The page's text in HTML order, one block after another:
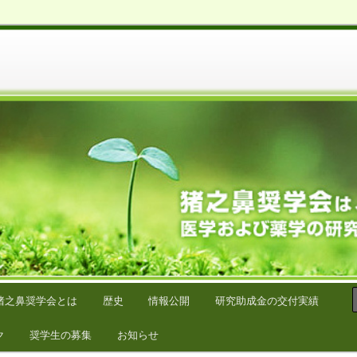
の研究をサポートしています。
之鼻奨学会とは 歴史 情報公開 研究助成金の交付実績
奨学生の募集 お知らせ